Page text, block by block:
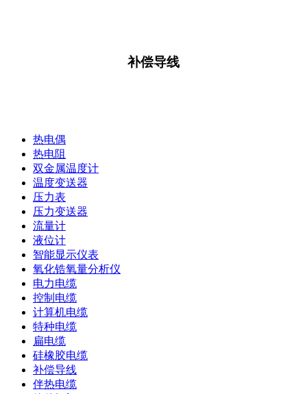
补偿导线
热电偶
热电阻
双金属温度计
温度变送器
压力表
压力变送器
流量计
液位计
智能显示仪表
氧化锆氧量分析仪
电力电缆
控制电缆
计算机电缆
特种电缆
扁电缆
硅橡胶电缆
补偿导线
伴热电缆